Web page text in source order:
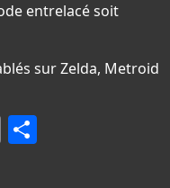
entrelacé soit
sur Zelda, Metroid
Email